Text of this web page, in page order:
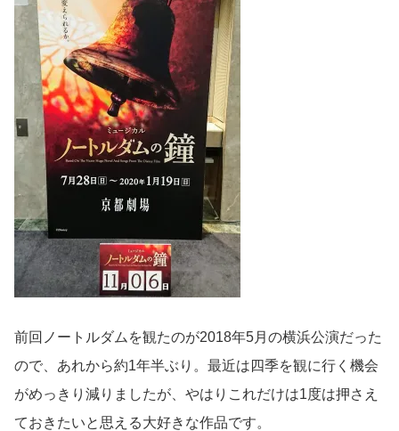
前回ノートルダムを観たのが2018年5月の横浜公演だった
ので、あれから約1年半ぶり。最近は四季を観に行く機会
がめっきり減りましたが、やはりこれだけは1度は押さえ
ておきたいと思える大好きな作品です。